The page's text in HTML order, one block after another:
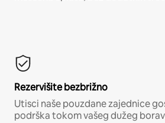
Rezervišite bezbrižno
Utisci naše pouzdane zajednice
podrška tokom vašeg dužeg